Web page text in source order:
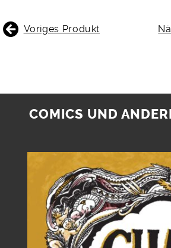
BEITRAGSNAVIGATION
Voriges Produkt
COMICS UND